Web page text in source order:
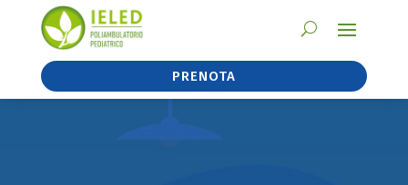
PRENOTA